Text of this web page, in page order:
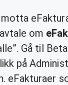
om
Gå til
på
eFakturaer